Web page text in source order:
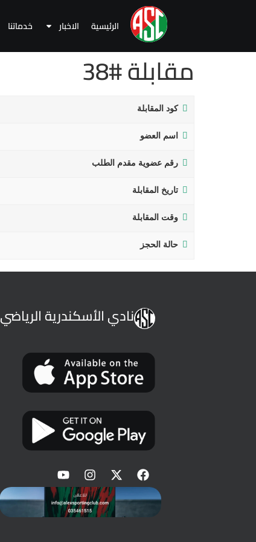
الرئيسية الاخبار خدماتنا
مقابلة #38
كود المقابلة
اسم العضو
رقم عضوية مقدم الطلب
تاريخ المقابلة
وقت المقابلة
حالة الحجز
نادي الأسكندرية الرياضي